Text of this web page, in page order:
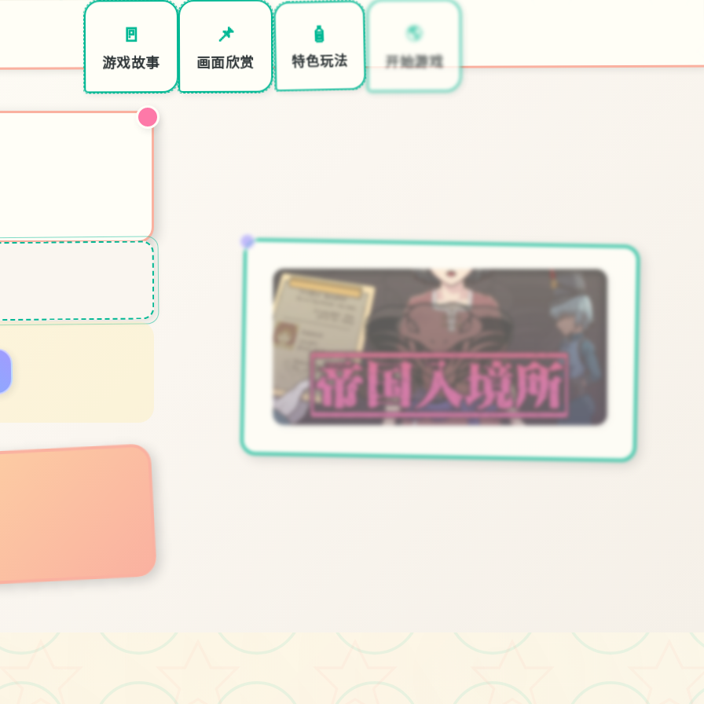
🚪
游戏故事
📌
画面欣赏
🧴
特色玩法
🌎
开始游戏